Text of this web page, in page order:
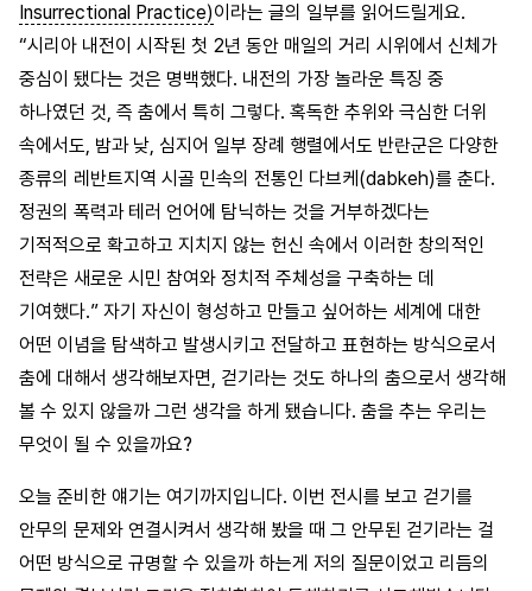
Insurrectional Practice)이라는 글의 일부를 읽어드릴게요.
“시리아 내전이 시작된 첫 2년 동안 매일의 거리 시위에서 신체가
중심이 됐다는 것은 명백했다. 내전의 가장 놀라운 특징 중
하나였던 것, 즉 춤에서 특히 그렇다. 혹독한 추위와 극심한 더위
속에서도, 밤과 낮, 심지어 일부 장례 행렬에서도 반란군은 다양한
종류의 레반트지역 시골 민속의 전통인 다브케(dabkeh)를 춘다.
정권의 폭력과 테러 언어에 탐닉하는 것을 거부하겠다는
기적적으로 확고하고 지치지 않는 헌신 속에서 이러한 창의적인
전략은 새로운 시민 참여와 정치적 주체성을 구축하는 데
기여했다.” 자기 자신이 형성하고 만들고 싶어하는 세계에 대한
어떤 이념을 탐색하고 발생시키고 전달하고 표현하는 방식으로서
춤에 대해서 생각해보자면, 걷기라는 것도 하나의 춤으로서 생각해
볼 수 있지 않을까 그런 생각을 하게 됐습니다. 춤을 추는 우리는
무엇이 될 수 있을까요?
오늘 준비한 얘기는 여기까지입니다. 이번 전시를 보고 걷기를
안무의 문제와 연결시켜서 생각해 봤을 때 그 안무된 걷기라는 걸
어떤 방식으로 규명할 수 있을까 하는게 저의 질문이었고 리듬의